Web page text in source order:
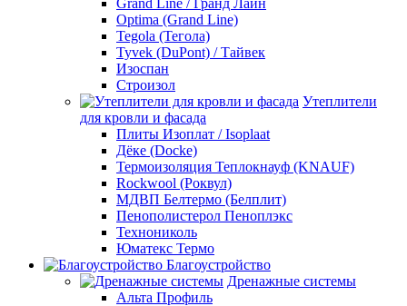
Grand Line / Гранд Лайн
Optima (Grand Line)
Tegola (Тегола)
Tyvek (DuPont) / Тайвек
Изоспан
Строизол
Утеплители
для кровли и фасада
Плиты Изоплат / Isoplaat
Дёке (Docke)
Термоизоляция Теплокнауф (KNAUF)
Rockwool (Роквул)
МДВП Белтермо (Белплит)
Пенополистерол Пеноплэкс
Технониколь
Юматекс Термо
Благоустройство
Дренажные системы
Альта Профиль